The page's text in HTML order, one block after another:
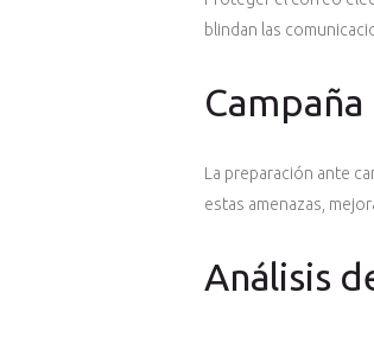
blindan las
La preparación ante
estas amenazas,
Análisis